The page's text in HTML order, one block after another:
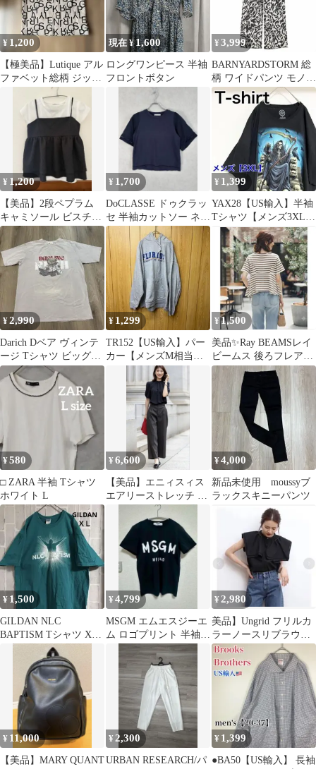
¥ 1,200
【極美品】Lutique アル
ファベット総柄 ジップ
現在 ¥ 1,600
ロングワンピース 半袖
フロントボタン
¥ 3,999
BARNYARDSTORM 総
柄 ワイドパンツ モノト
ーン 0 S 麻混 リネン
¥ 1,200
【美品】2段ペプラム
キャミソール ビスチェ
黒 サイドファスナー付
き
¥ 1,700
DoCLASSE ドゥクラッ
セ 半袖カットソー ネイ
ビー レース Mサイズ
¥ 1,399
YAX28【US輸入】半袖
Tシャツ【メンズ3XL】
黒色
¥2,990
Darich Dベア ヴィンテ
ージ Tシャツ ビッグシ
ルエット グレージュ
半袖
¥ 1,299
TR152【US輸入】パー
カー【メンズМ相当】
¥1,500
美品✨Ray BEAMSレイ
ビームス 後ろフレアボ
ーダーTブラウン×白 フ
¥580
□ ZARA 半袖 Tシャツ
ホワイト L
¥6,600
【美品】エニィスィス
エアリーストレッチ ワ
イドパンツ シャンブレ
ーブラック S
¥4,000
新品未使用 moussyブ
ラックスキニーパンツ
¥ 1,500
GILDAN NLC
BAPTISM Tシャツ XL
¥4,799
MSGM エムエスジーエ
ム ロゴプリント 半袖T
シャツ ブラック XS 美
¥2,980
美品】Ungrid フリルカ
ラーノースリブラウ
ス ブラック 綿麻
¥ 11,000
【美品】MARY QUANT
¥ 2,300
URBAN RESEARCH/パ
¥ 1,399
●BA50【US輸入】 長袖